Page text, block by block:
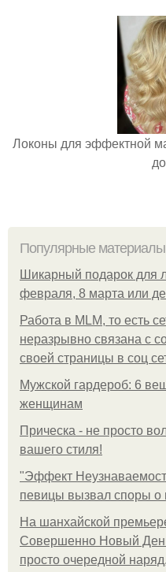
Локоны для эффектной
Популярные материалы
Шикарный подарок для
февраля, 8 марта или
Работа в MLM, то есть
неразрывно связана с
своей страницы в соц
Мужской гардероб: 6
женщинам
Прическа - не просто
вашего стиля!
"Эффект
певицы вызвал споры о
На шанхайской
Совершенно Новый
просто очередной